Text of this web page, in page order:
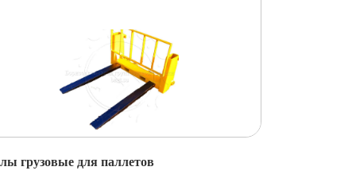
грузовые для паллетов